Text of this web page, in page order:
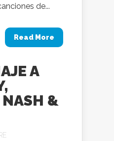
de...
Read More
A
&